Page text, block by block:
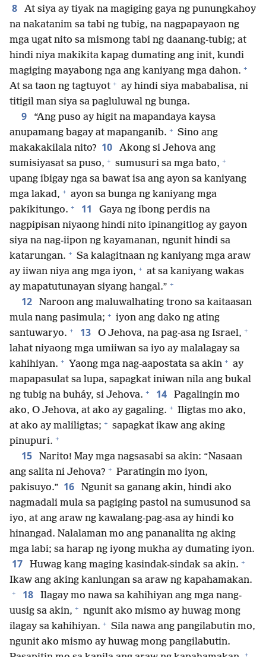
8
At siya ay tiyak na magiging gaya ng punungkahoy
na nakatanim sa tabi ng tubig, na nagpapayaon ng
mga ugat nito sa mismong tabi ng daanang-tubig; at
hindi niya makikita kapag dumating ang init, kundi
magiging mayabong nga ang kaniyang mga dahon. +
At sa taon ng tagtuyot + ay hindi siya mababalisa, ni
titigil man siya sa pagluluwal ng bunga.
9
“Ang puso ay higit na mapandaya kaysa
anupamang bagay at mapanganib. + Sino ang
makakakilala nito? 10
Akong si Jehova ang
sumisiyasat sa puso, + sumusuri sa mga bato, +
upang ibigay nga sa bawat isa ang ayon sa kaniyang
mga lakad, + ayon sa bunga ng kaniyang mga
pakikitungo. + 11
Gaya ng ibong perdis na
nagpipisan niyaong hindi nito ipinangitlog ay gayon
siya na nag-iipon ng kayamanan, ngunit hindi sa
katarungan. + Sa kalagitnaan ng kaniyang mga araw
ay iiwan niya ang mga iyon, + at sa kaniyang wakas
ay mapatutunayan siyang hangal.” +
12
Naroon ang maluwalhating trono sa kaitaasan
mula nang pasimula; + iyon ang dako ng ating
santuwaryo. + 13 O Jehova, na pag-asa ng Israel, +
lahat niyaong mga umiiwan sa iyo ay malalagay sa
kahihiyan. + Yaong mga nag-aapostata sa akin + ay
mapapasulat sa lupa, sapagkat iniwan nila ang bukal
ng tubig na buháy, si Jehova. + 14
Pagalingin mo
ako, O Jehova, at ako ay gagaling. + Iligtas mo ako,
at ako ay maliligtas; + sapagkat ikaw ang aking
pinupuri. +
15
Narito! May mga nagsasabi sa akin: “Nasaan
ang salita ni Jehova? + Paratingin mo iyon,
pakisuyo.” 16
Ngunit sa ganang akin, hindi ako
nagmadali mula sa pagiging pastol na sumusunod sa
iyo, at ang araw ng kawalang-pag-asa ay hindi ko
hinangad. Nalalaman mo ang pananalita ng aking
mga labi; sa harap ng iyong mukha ay dumating iyon.
17 Huwag kang maging kasindak-sindak sa akin. +
Ikaw ang aking kanlungan sa araw ng kapahamakan.
+ 18
Ilagay mo nawa sa kahihiyan ang mga nang-
uusig sa akin, + ngunit ako mismo ay huwag mong
ilagay sa kahihiyan. + Sila nawa ang pangilabutin mo,
ngunit ako mismo ay huwag mong pangilabutin.
+